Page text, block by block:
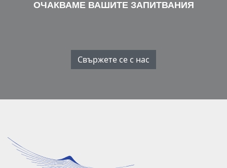
ОЧАКВАМЕ ВАШИТЕ ЗАПИТВАНИЯ
Свържете се с нас